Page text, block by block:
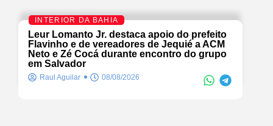
INTERIOR DA BAHIA
Leur Lomanto Jr. destaca apoio do prefeito
Flavinho e de vereadores de Jequié a ACM
Neto e Zé Cocá durante encontro do grupo
em Salvador
Raul Aguilar 08/08/2026